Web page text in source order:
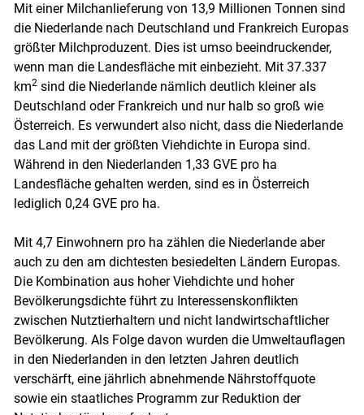
Mit einer Milchanlieferung von 13,9 Millionen Tonnen sind
die Niederlande nach Deutschland und Frankreich Europas
größter Milchproduzent. Dies ist umso beeindruckender,
wenn man die Landesfläche mit einbezieht. Mit 37.337
km2sind die Niederlande nämlich deutlich kleiner als
Deutschland oder Frankreich und nur halb so groß wie
Österreich. Es verwundert also nicht, dass die Niederlande
das Land mit der größten Viehdichte in Europa sind.
Während in den Niederlanden 1,33 GVE pro ha
Landesfläche gehalten werden, sind es in Österreich
lediglich 0,24 GVE pro ha.
Mit 4,7 Einwohnern pro ha zählen die Niederlande aber
auch zu den am dichtesten besiedelten Ländern Europas.
Die Kombination aus hoher Viehdichte und hoher
Bevölkerungsdichte führt zu Interessenskonflikten
zwischen Nutztierhaltern und nicht landwirtschaftlicher
Bevölkerung. Als Folge davon wurden die Umweltauflagen
in den Niederlanden in den letzten Jahren deutlich
verschärft, eine jährlich abnehmende Nährstoffquote
sowie ein staatliches Programm zur Reduktion der